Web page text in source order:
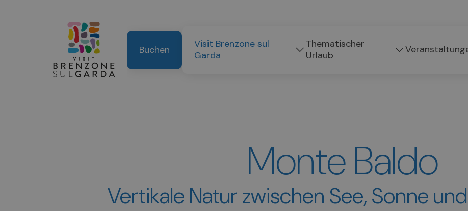
Buchen
Visit Brenzone sul
Garda
Thematischer
Urlaub
Monte Baldo
Vertikale Natur zwischen See, Sonne